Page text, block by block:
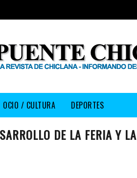
OCIO / CULTURA DEPORTES
DE LA FERIA Y LA